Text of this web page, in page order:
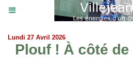
Lundi 27 Avril 2026
Plouf ! À côté